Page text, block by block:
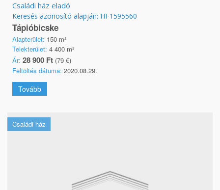
Családi ház eladó
Keresés azonosító alapján: HI-1595560
Tápióbicske
Alapterület: 150 m²
Telekterület: 4 400 m²
Ár: 28 900 Ft (79 €)
Feltöltés dátuma: 2020.08.29.
Tovább
Családi ház